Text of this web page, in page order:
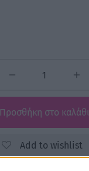
Προσθήκη στο καλάθι
Add to wishlist